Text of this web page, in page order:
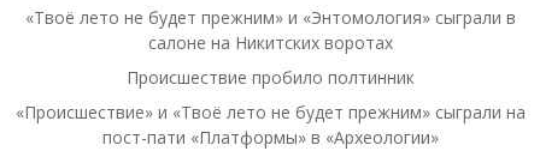
«Твоё лето не будет прежним» и «Энтомология» сыграли в
салоне на Никитских воротах
Происшествие пробило полтинник
«Происшествие» и «Твоё лето не будет прежним» сыграли на
пост-пати «Платформы» в «Археологии»